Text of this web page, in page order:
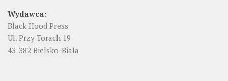
Wydawca:
Black Hood Press
Ul. Przy Torach 19
43-382 Bielsko-Biała